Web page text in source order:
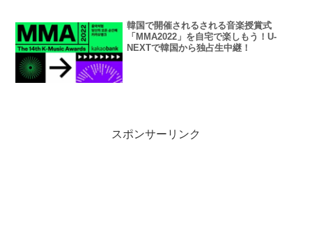
韓国で開催されるされる音楽授賞式
「MMA2022」を自宅で楽しもう！U-
NEXTで韓国から独占生中継！
スポンサーリンク